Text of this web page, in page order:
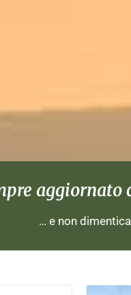
aggiornato
… e non